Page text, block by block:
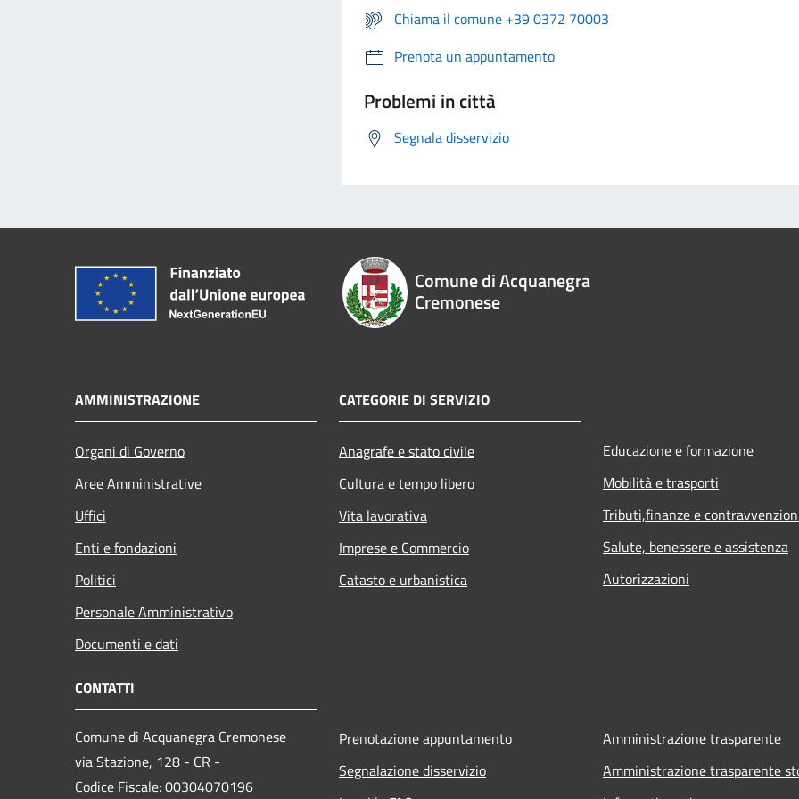
Chiama il comune +39 0372 70003
Prenota un appuntamento
Problemi in città
Segnala disservizio
Comune di Acquanegra
Cremonese
AMMINISTRAZIONE
Organi di Governo
Aree Amministrative
Uffici
Enti e fondazioni
Politici
Personale Amministrativo
Documenti e dati
CATEGORIE DI SERVIZIO
Anagrafe e stato civile
Cultura e tempo libero
Vita lavorativa
Imprese e Commercio
Catasto e urbanistica
Educazione e formazione
Mobilità e trasporti
Tributi,finanze e
Salute, benessere e assistenza
Autorizzazioni
CONTATTI
Comune di Acquanegra Cremonese
via Stazione, 128 - CR -
Codice Fiscale: 00304070196
Prenotazione appuntamento
Segnalazione disservizio
Amministrazione trasparente
Amministrazione trasparente